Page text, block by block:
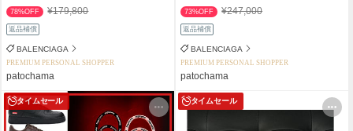
78%OFF ¥179,800
返品補償
BALENCIAGA
PREMIUM PERSONAL SHOPPER
patochama
73%OFF ¥247,000
返品補償
BALENCIAGA
PREMIUM PERSONAL SHOPPER
patochama
タイムセール タイムセール